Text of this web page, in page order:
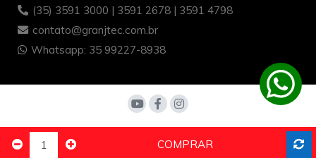
COMPRAR
(35) 3591 3000 | 3591 2678 | 3591 4798
contato@granjtec.com.br
Whatsapp: 35 99227-8938
Copyright © Granjtec 2022 - Todos os direitos reservados.
Granjtec Ind. e Com. Ltda - CNPJ: 03.512.339/0001-65